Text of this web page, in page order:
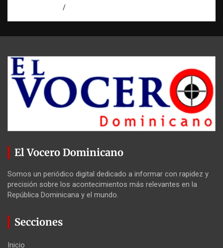
El Vocero Dominicano
Somos un periódico digital dedicado a informar con rapidez y
precisión sobre los acontecimientos más relevantes en la
República Dominicana y el mundo.
Secciones
Inicio